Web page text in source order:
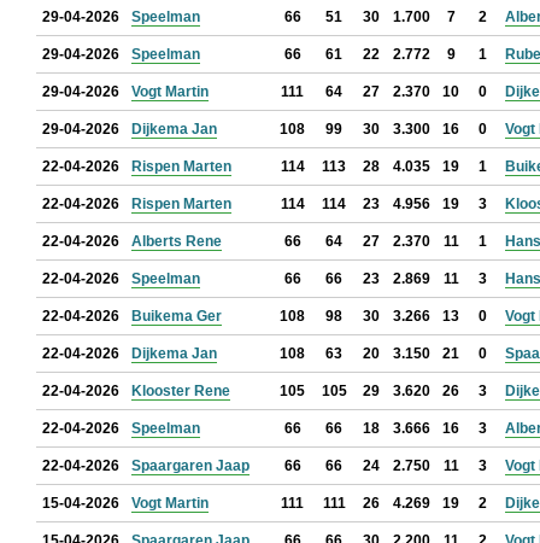
29-04-2026 Speelman 66 51 30 1.700 7 2
29-04-2026 Speelman 66 61 22 2.772 9 1
29-04-2026 Vogt Martin 111 64 27 2.370 10 0
29-04-2026 Dijkema Jan 108 99 30 3.300 16 0 Vogt
22-04-2026 Rispen Marten 114 113 28 4.035 19 1
22-04-2026 Rispen Marten 114 114 23 4.956 19 3
22-04-2026 Alberts Rene 66 64 27 2.370 11 1 Hans
22-04-2026 Speelman 66 66 23 2.869 11 3 Hans
22-04-2026 Buikema Ger 108 98 30 3.266 13 0 Vogt
22-04-2026 Dijkema Jan 108 63 20 3.150 21 0
22-04-2026 Klooster Rene 105 105 29 3.620 26 3
22-04-2026 Speelman 66 66 18 3.666 16 3
22-04-2026 Spaargaren Jaap 66 66 24 2.750 11 3 Vogt
15-04-2026 Vogt Martin 111 111 26 4.269 19 2